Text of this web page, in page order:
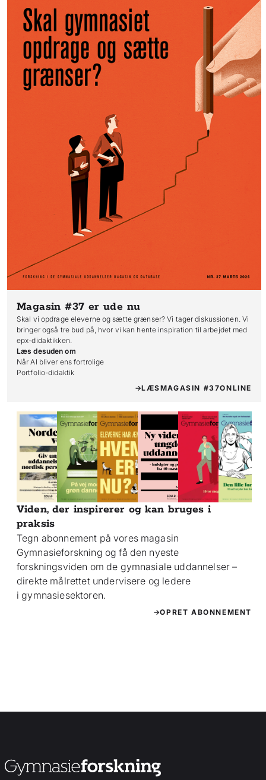
Magasin #37 er ude nu
Skal vi opdrage eleverne og sætte grænser? Vi tager diskussionen. Vi
bringer også tre bud på, hvor vi kan hente inspiration til arbejdet med
epx-didaktikken.
Læs desuden om
Når AI bliver ens fortrolige
Portfolio-didaktik
LÆSMAGASIN #37ONLINE
Viden, der inspirerer og kan bruges i
praksis
Tegn abonnement på vores magasin
Gymnasieforskning og få den nyeste
forskningsviden om de gymnasiale uddannelser –
direkte målrettet undervisere og ledere
i gymnasiesektoren.
OPRET ABONNEMENT